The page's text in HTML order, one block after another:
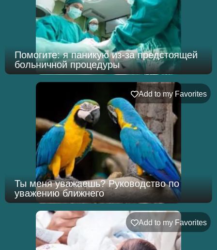
Помогите: я паникую из-за предстоящей
больничной процедуры
Add to my Favorites
Ты меня уважаешь? Руководство по
уважению ближнего
Add to my Favorites